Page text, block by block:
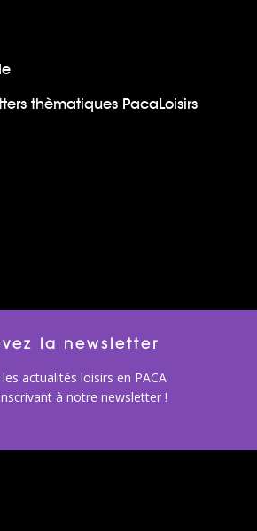
thèmatiques PacaLoisirs
la newsletter
les actualités loisirs en PACA
à notre newsletter !